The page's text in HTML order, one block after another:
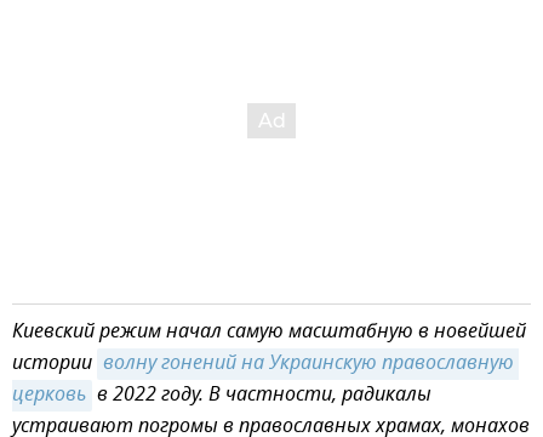
Киевский режим начал самую масштабную в новейшей
истории волну гонений на Украинскую православную
церковь в 2022 году. В частности, радикалы
устраивают погромы в православных храмах, монахов